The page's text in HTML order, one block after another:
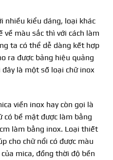
nhiều kiểu dáng, loại khác
về màu sắc thì với cách làm
ta có thể dễ dàng kết hợp
ra được bảng hiệu quảng
là một số loại chữ inox
viền inox hay còn gọi là
có bề mặt được làm bằng
làm bằng inox. Loại thiết
cho chữ nổi có được màu
mica, đồng thời độ bền